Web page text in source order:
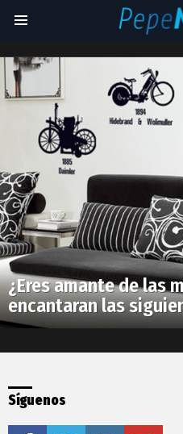
accesorios
para
el
hogar
Latest
stories
¿Eres amante de las
encantaran las
Síguenos
facebooktwitter instagramyoutube